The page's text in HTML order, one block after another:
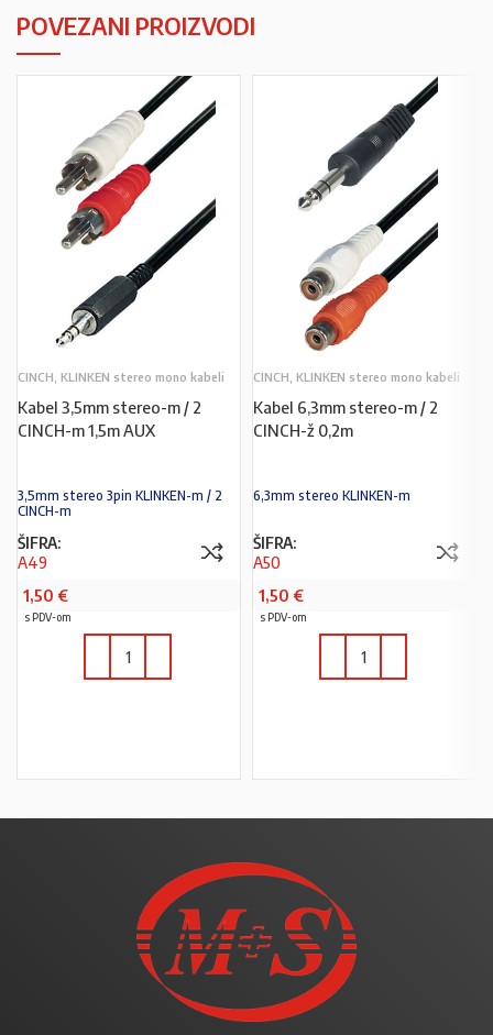
POVEZANI PROIZVODI
CINCH, KLINKEN stereo mono kabeli
Kabel 3,5mm stereo-m / 2
CINCH-m 1,5m AUX
3,5mm stereo 3pin KLINKEN-m / 2
CINCH-m
ŠIFRA:
A49
1,50 €
s PDV-om
CINCH, KLINKEN stereo mono kabeli
Kabel 6,3mm stereo-m / 2
CINCH-ž 0,2m
6,3mm stereo KLINKEN-m
ŠIFRA:
A50
1,50 €
s PDV-om